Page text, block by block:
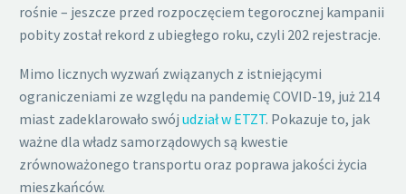
rośnie – jeszcze przed rozpoczęciem tegorocznej kampanii
pobity został rekord z ubiegłego roku, czyli 202 rejestracje.
Mimo licznych wyzwań związanych z istniejącymi
ograniczeniami ze względu na pandemię COVID-19, już 214
miast zadeklarowało swój udział w ETZT. Pokazuje to, jak
ważne dla władz samorządowych są kwestie
zrównoważonego transportu oraz poprawa jakości życia
mieszkańców.